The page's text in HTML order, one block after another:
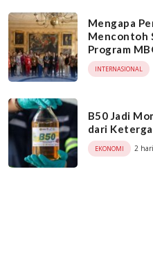
Mengapa
Mencontoh
Program
INTERNASIONAL
B50 Jadi
dari
EKONOMI 2